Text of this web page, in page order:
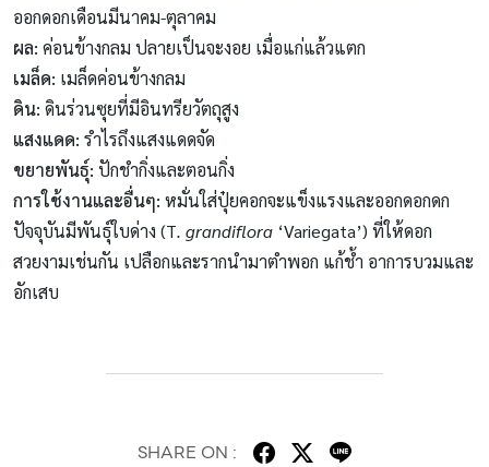
ออกดอกเดือนมีนาคม-ตุลาคม
ผล: ค่อนข้างกลม ปลายเป็นจะงอย เมื่อแก่แล้วแตก
เมล็ด: เมล็ดค่อนข้างกลม
ดิน: ดินร่วนซุยที่มีอินทรียวัตถุสูง
แสงแดด: รำไรถึงแสงแดดจัด
ขยายพันธุ์: ปักชำกิ่งและตอนกิ่ง
การใช้งานและอื่นๆ: หมั่นใส่ปุ๋ยคอกจะแข็งแรงและออกดอกดก
ปัจจุบันมีพันธุ์ใบด่าง (T. grandiflora ‘Variegata’) ที่ให้ดอก
สวยงามเช่นกัน เปลือกและรากนำมาตำพอก แก้ชํ้า อาการบวมและ
อักเสบ
SHARE ON :